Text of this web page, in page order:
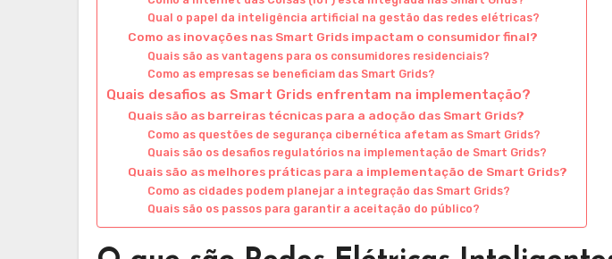
Qual o papel da inteligência artificial na gestão das redes elétricas?
Como as inovações nas Smart Grids impactam o consumidor final?
Quais são as vantagens para os consumidores residenciais?
Como as empresas se beneficiam das Smart Grids?
Quais desafios as Smart Grids enfrentam na implementação?
Quais são as barreiras técnicas para a adoção das Smart Grids?
Como as questões de segurança cibernética afetam as Smart Grids?
Quais são os desafios regulatórios na implementação de Smart Grids?
Quais são as melhores práticas para a implementação de Smart Grids?
Como as cidades podem planejar a integração das Smart Grids?
Quais são os passos para garantir a aceitação do público?